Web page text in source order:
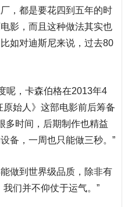
，都是要花四到五年的时
影，而且这种做法其实也
如对迪斯尼来说，过去80
呢，卡森伯格在2013年4
原始人》这部电影前后筹备
多时间，后期制作也精益
设备 ，一周也只能做三秒。”
做到世界级品质，除非有
们并不仰仗于运气。”